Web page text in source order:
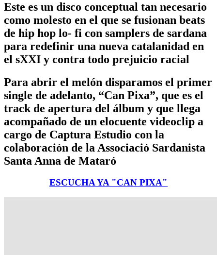
Este es un disco conceptual tan necesario
como molesto en el que se fusionan beats
de hip hop lo- fi con samplers de sardana
para redefinir una nueva catalanidad en
el sXXI y contra todo prejuicio racial
Para abrir el melón disparamos el primer
single de adelanto, “Can Pixa”, que es el
track de apertura del álbum y que llega
acompañado de un elocuente videoclip a
cargo de Captura Estudio con la
colaboración de la Associació Sardanista
Santa Anna de Mataró
ESCUCHA YA "CAN PIXA"